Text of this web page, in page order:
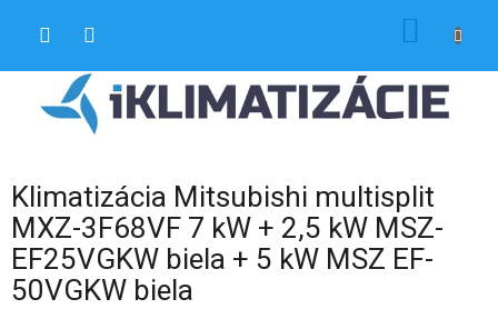
Klimatizácia Mitsubishi multisplit
MXZ-3F68VF 7 kW + 2,5 kW MSZ-
EF25VGKW biela + 5 kW MSZ EF-
50VGKW biela